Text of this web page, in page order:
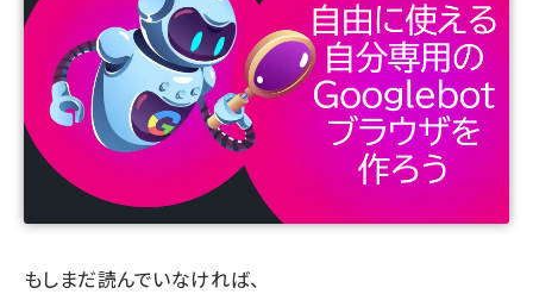
もしまだ読んでいなければ、